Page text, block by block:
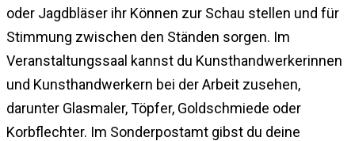
oder Jagdbläser ihr Können zur Schau stellen und für
Stimmung zwischen den Ständen sorgen. Im
Veranstaltungssaal kannst du Kunsthandwerkerinnen
und Kunsthandwerkern bei der Arbeit zusehen,
darunter Glasmaler, Töpfer, Goldschmiede oder
Korbflechter. Im Sonderpostamt gibst du deine